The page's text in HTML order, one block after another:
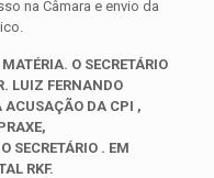
na Câmara e envio da
O SECRETÁRIO
LUIZ FERNANDO
ACUSAÇÃO DA CPI ,
SECRETÁRIO . EM
RKF.